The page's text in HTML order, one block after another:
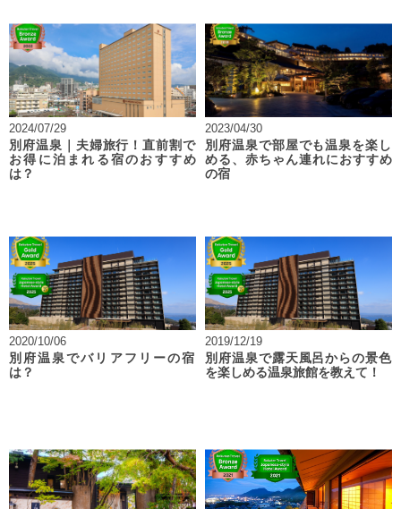
2024/07/29
別府温泉｜夫婦旅行！直前割で
お得に泊まれる宿のおすすめ
は？
2023/04/30
別府温泉で部屋でも温泉を楽し
める、赤ちゃん連れにおすすめ
の宿
2020/10/06
別府温泉でバリアフリーの宿
は？
2019/12/19
別府温泉で露天風呂からの景色
を楽しめる温泉旅館を教えて！